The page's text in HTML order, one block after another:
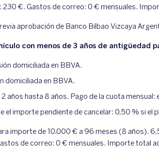
230 €. Gastos de correo: 0 € mensuales.
aprobación de Banco Bilbao Vizcaya
con menos de 3 años de antigüedad
domiciliada en BBVA.
domiciliada en BBVA.
hasta 8 años. Pago de la cuota mensual:
importe pendiente de cancelar: 0,50 % si el
importe de 10.000 € a 96 meses (8 años).
de correo: 0 € mensuales. Importe total